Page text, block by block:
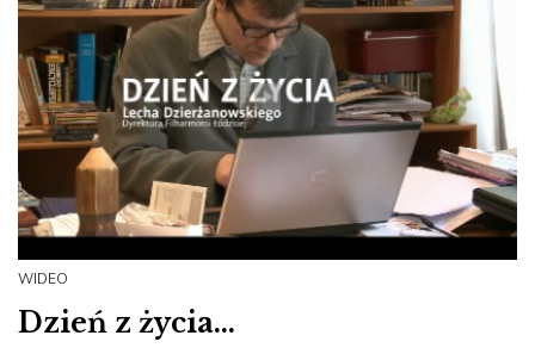
WIDEO
Dzień z życia...